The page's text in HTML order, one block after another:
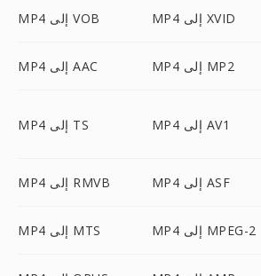
MP4 إلى VOB MP4 إلى XVID
MP4 إلى AAC MP4 إلى MP2
MP4 إلى TS MP4 إلى AV1
MP4 إلى RMVB MP4 إلى ASF
MP4 إلى MTS MP4 إلى MPEG-2